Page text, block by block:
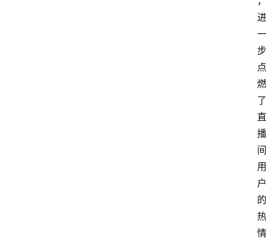
进
一
步
点
燃
了
直
播
间
用
户
的
热
情